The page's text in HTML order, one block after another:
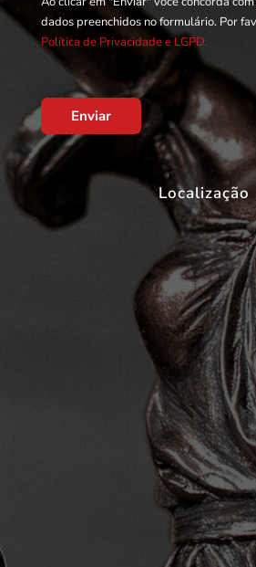
dados preenchidos no formulário. Por
Política de Privacidade e LGPD.
Enviar
Localização